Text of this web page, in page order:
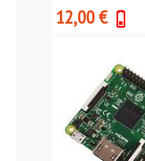
12,00€